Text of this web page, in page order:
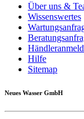
Über uns &
Wissenswertes
Hilfe
Sitemap
Neues Wasser GmbH